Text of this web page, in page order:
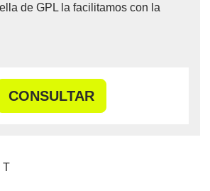
de GPL la facilitamos con la
CONSULTAR